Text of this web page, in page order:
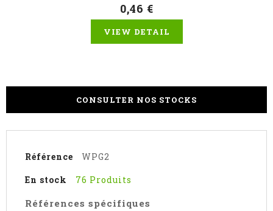
0,46 €
VIEW DETAIL
CONSULTER NOS STOCKS
Référence
WPG2
En stock
76 Produits
Références spécifiques